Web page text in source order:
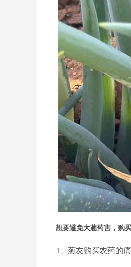
想要避免大葱药害，购
1、葱友购买农药的